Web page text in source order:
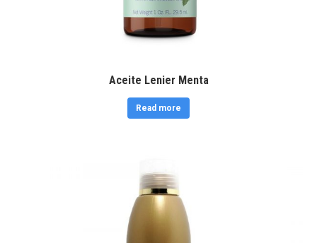
Aceite Lenier Menta
Read more